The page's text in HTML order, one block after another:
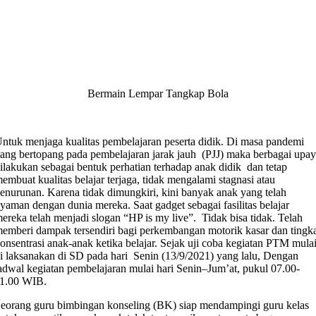
Bermain Lempar Tangkap Bola
menjaga kualitas pembelajaran peserta didik. Di masa pandemi
bertopang pada pembelajaran jarak jauh (PJJ) maka berbagai
sebagai bentuk perhatian terhadap anak didik dan tetap
kualitas belajar terjaga, tidak mengalami stagnasi atau
Karena tidak dimungkiri, kini banyak anak yang telah
dengan dunia mereka. Saat gadget sebagai fasilitas belajar
telah menjadi slogan “HP is my live”. Tidak bisa tidak. Telah
dampak tersendiri bagi perkembangan motorik kasar dan
anak-anak ketika belajar. Sejak uji coba kegiatan PTM
laksanakan di SD pada hari Senin (13/9/2021) yang lalu, Dengan
kegiatan pembelajaran mulai hari Senin–Jum’at, pukul 07.00-
WIB.
guru bimbingan konseling (BK) siap mendampingi guru kelas